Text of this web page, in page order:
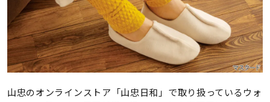
山忠のオンラインストア「山忠日和」で取り扱っているウォ